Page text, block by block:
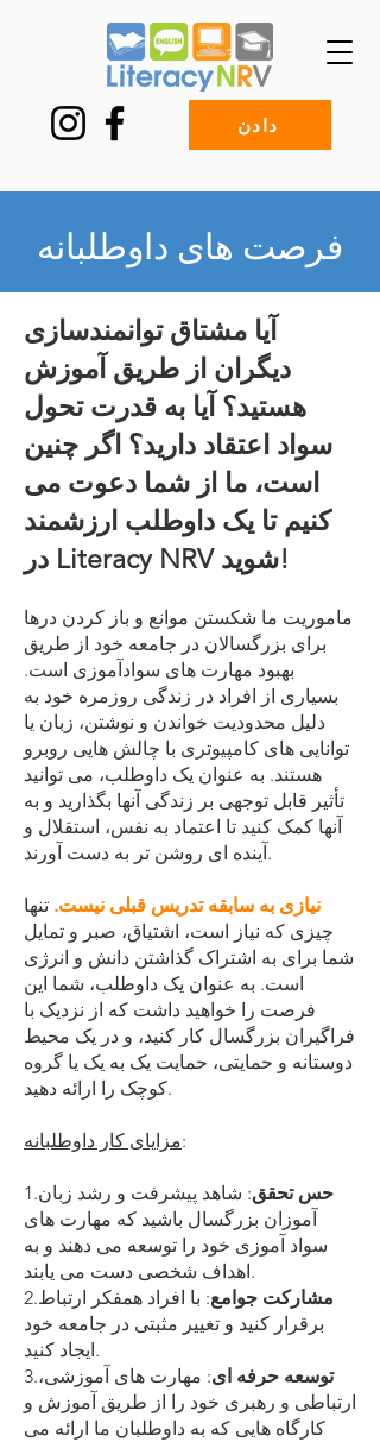
دادن
فرصت های داوطلبانه
آیا مشتاق توانمندسازی
دیگران از طریق آموزش
هستید؟ آیا به قدرت تحول
سواد اعتقاد دارید؟ اگر چنین
است، ما از شما دعوت می
کنیم تا یک داوطلب ارزشمند
در Literacy NRV شوید!
ماموریت ما شکستن موانع و باز کردن درها
برای بزرگسالان در جامعه خود از طریق
بهبود مهارت های سوادآموزی است.
بسیاری از افراد در زندگی روزمره خود به
دلیل محدودیت خواندن و نوشتن، زبان یا
توانایی های کامپیوتری با چالش هایی روبرو
هستند. به عنوان یک داوطلب، می توانید
تأثیر قابل توجهی بر زندگی آنها بگذارید و به
آنها کمک کنید تا اعتماد به نفس، استقلال و
آینده ای روشن تر به دست آورند.
نیازی به سابقه تدریس قبلی نیست. تنها
چیزی که نیاز است، اشتیاق، صبر و تمایل
شما برای به اشتراک گذاشتن دانش و انرژی
است. به عنوان یک داوطلب، شما این
فرصت را خواهید داشت که از نزدیک با
فراگیران بزرگسال کار کنید، و در یک محیط
دوستانه و حمایتی، حمایت یک به یک یا گروه
کوچک را ارائه دهید.
مزایای کار داوطلبانه:
1. حس تحقق: شاهد پیشرفت و رشد زبان
آموزان بزرگسال باشید که مهارت های
سواد آموزی خود را توسعه می دهند و به
اهداف شخصی دست می یابند.
2.
مشارکت جوامع: با افراد همفکر ارتباط
برقرار کنید و تغییر مثبتی در جامعه خود
ایجاد کنید.
3.
توسعه حرفه ای: مهارت های آموزشی،
ارتباطی و رهبری خود را از طریق آموزش و
کارگاه هایی که به داوطلبان ما ارائه می